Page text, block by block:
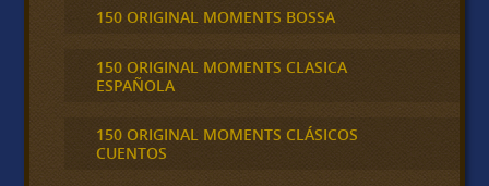
150 ORIGINAL MOMENTS BOSSA
150 ORIGINAL MOMENTS CLASICA
ESPAÑOLA
150 ORIGINAL MOMENTS CLÁSICOS
CUENTOS